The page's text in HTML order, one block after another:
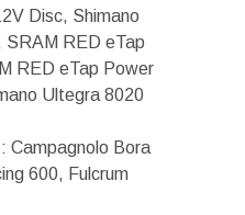
Disc, Shimano
SRAM RED eTap
RED eTap Power
Ultegra 8020
: Campagnolo Bora
600, Fulcrum